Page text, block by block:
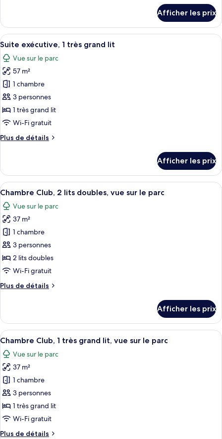
lits
doubles,
vue
sur
la
ville
Chambre
Club,
2
doubles,
vue
sur
la
ville
Afficher les prix
Afficher
toutes
les
photos
pour
ce
type
de
chambre :
Suite
très
grand
lit
Une chambre d’hôtel avec un
9
Suite exécutive, 1 très grand lit
Vue sur le parc
57 m²
1 chambre
3 personnes
1 très grand lit
Wi-Fi gratuit
Plus de détails
Plus
Suite
exécutive,
1
grand
lit
Afficher les prix
Afficher
toutes
les
photos
pour
ce
type
de
chambre :
Chambre
lits
doubles,
vue
sur
le
parc
Une chambre d’hôtel avec deux
9
Chambre Club, 2 lits doubles, vue sur le parc
Vue sur le parc
37 m²
1 chambre
3 personnes
2 lits doubles
Wi-Fi gratuit
Plus de détails
Plus
Chambre
Club,
2
doubles,
vue
sur
le
parc
Afficher les prix
Afficher
toutes
les
photos
pour
ce
type
de
chambre :
Une chambre d’hôtel dotée d’une
10
Chambre Club, 1 très grand lit, vue sur le parc
Vue sur le parc
37 m²
1 chambre
3 personnes
1 très grand lit
Wi-Fi gratuit
Plus de détails
Plus